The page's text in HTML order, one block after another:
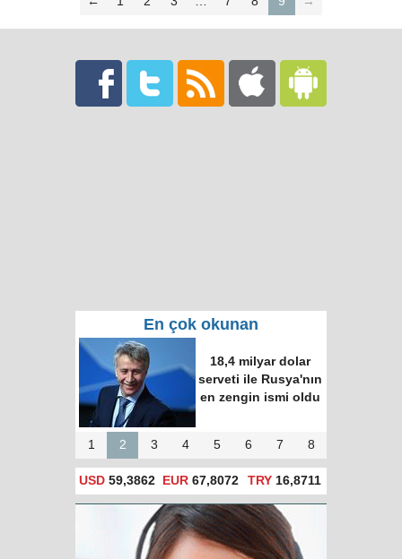
En çok okunan
18,4 milyar dolar
serveti ile Rusya'nın
en zengin ismi oldu
1 2 3 4 5 6 7 8
USD 59,3862 EUR 67,8072 TRY 16,8711